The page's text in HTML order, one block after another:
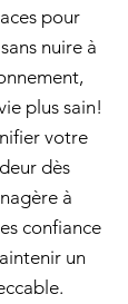
pour
nuire à
plus sain!
votre
dès
à
confiance
un